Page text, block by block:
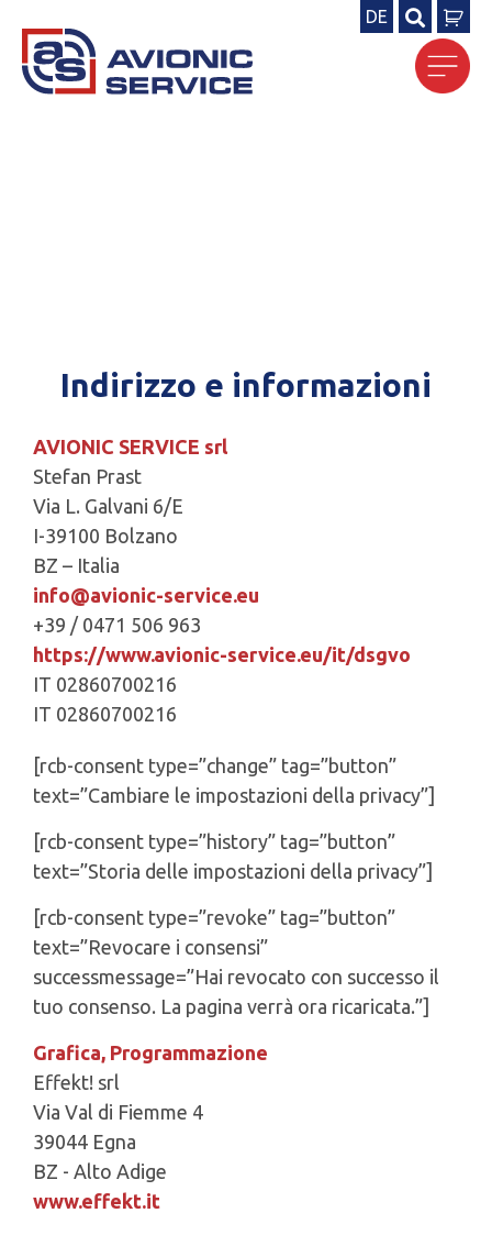
DE
Ricerca
per:
Indirizzo e informazioni
AVIONIC SERVICE srl
Stefan Prast
Via L. Galvani 6/E
I-39100 Bolzano
BZ – Italia
info@avionic-service.eu
+39 / 0471 506 963
https://www.avionic-service.eu/it/dsgvo
IT 02860700216
IT 02860700216
[rcb-consent type=”change” tag=”button”
text=”Cambiare le impostazioni della privacy”]
[rcb-consent type=”history” tag=”button”
text=”Storia delle impostazioni della privacy”]
[rcb-consent type=”revoke” tag=”button”
text=”Revocare i consensi”
successmessage=”Hai revocato con successo il
tuo consenso. La pagina verrà ora ricaricata.”]
Grafica, Programmazione
Effekt! srl
Via Val di Fiemme 4
39044 Egna
BZ - Alto Adige
www.effekt.it